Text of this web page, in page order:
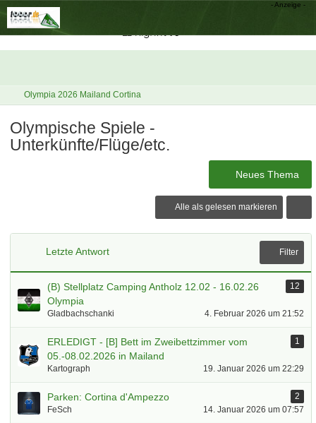
Olympia 2026 Mailand Cortina
Olympische Spiele -
Unterkünfte/Flüge/etc.
Neues Thema
Alle als gelesen markieren
Letzte Antwort Filter
(B) Stellplatz Camping Antholz 12.02 - 16.02.26
Olympia
12
Gladbachschanki 4. Februar 2026 um 21:52
ERLEDIGT - [B] Bett im Zweibettzimmer vom
05.-08.02.2026 in Mailand
1
Kartograph 19. Januar 2026 um 22:29
Parken: Cortina d'Ampezzo
2
FeSch
14. Januar 2026 um 07:57